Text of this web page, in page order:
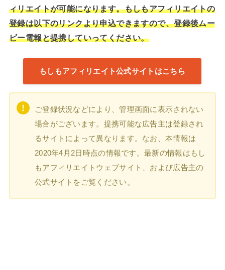
ィリエイトが可能になります。もしもアフィリエイトの
登録は以下のリンクより申込できますので、登録後ムー
ビー電報と提携していってください。
もしもアフィリエイト公式サイトはこちら
ご登録状況などにより、管理画面に表示されない
場合がございます。提携可能な広告主は登録され
るサイトによって異なります。なお、本情報は
2020年4月2日時点の情報です。最新の情報はもし
もアフィリエイトウェブサイト、および広告主の
公式サイトをご覧ください。